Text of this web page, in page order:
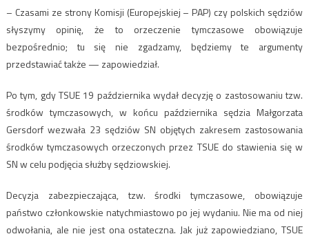
– Czasami ze strony Komisji (Europejskiej – PAP) czy polskich sędziów
słyszymy opinię, że to orzeczenie tymczasowe obowiązuje
bezpośrednio; tu się nie zgadzamy, będziemy te argumenty
przedstawiać także — zapowiedział.
Po tym, gdy TSUE 19 października wydał decyzję o zastosowaniu tzw.
środków tymczasowych, w końcu października sędzia Małgorzata
Gersdorf wezwała 23 sędziów SN objętych zakresem zastosowania
środków tymczasowych orzeczonych przez TSUE do stawienia się w
SN w celu podjęcia służby sędziowskiej.
Decyzja zabezpieczająca, tzw. środki tymczasowe, obowiązuje
państwo członkowskie natychmiastowo po jej wydaniu. Nie ma od niej
odwołania, ale nie jest ona ostateczna. Jak już zapowiedziano, TSUE